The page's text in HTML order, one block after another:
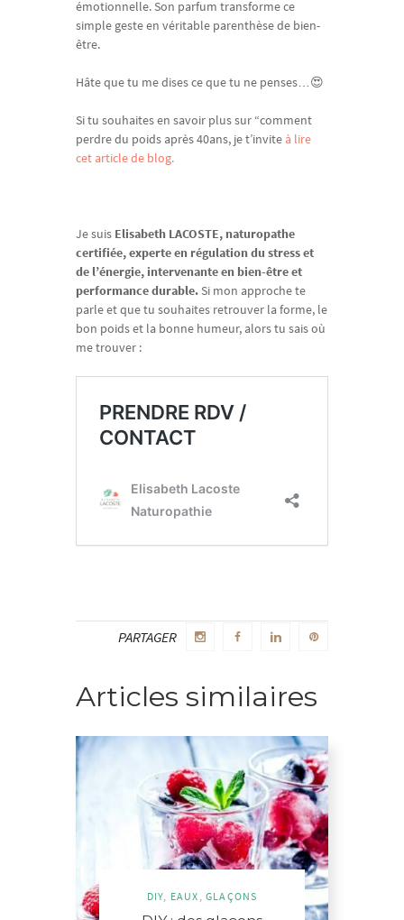
émotionnelle. Son parfum transforme ce
simple geste en véritable parenthèse de bien-
être.
Hâte que tu me dises ce que tu ne penses…😍
Si tu souhaites en savoir plus sur “comment
perdre du poids après 40ans, je t’invite à lire
cet article de blog.
Je suis Elisabeth LACOSTE, naturopathe
certifiée, experte en régulation du stress et
de l’énergie, intervenante en bien-être et
performance durable.Si mon approche te
parle et que tu souhaites retrouver la forme, le
bon poids et la bonne humeur, alors tu sais où
me trouver :
PARTAGER
Articles similaires
DIY EAUX GLAÇONS